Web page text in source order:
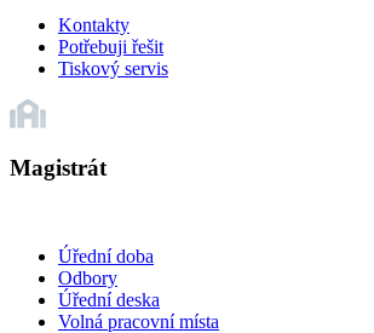
Kontakty
Potřebuji řešit
Tiskový servis
Magistrát
Úřední doba
Odbory
Úřední deska
Volná pracovní místa